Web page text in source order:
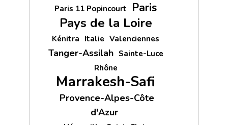
Paris 11 Popincourt Paris
Pays de la Loire
Kénitra Italie Valenciennes
Tanger-Assilah Sainte-Luce
Rhône
Marrakesh-Safi
Provence-Alpes-Côte
d'Azur